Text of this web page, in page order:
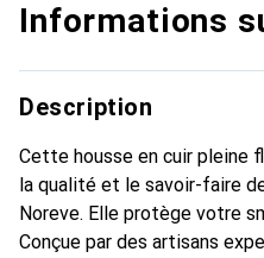
Informations
Description
Cette housse en cuir pleine
la qualité et le savoir-faire
Noreve. Elle protège votre
Conçue par des artisans